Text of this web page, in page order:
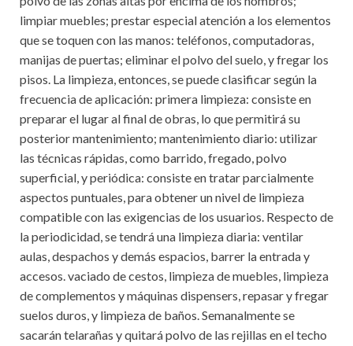
limpiar muebles; prestar especial atención a los elementos
que se toquen con las manos: teléfonos, computadoras,
manijas de puertas; eliminar el polvo del suelo, y fregar los
pisos. La limpieza, entonces, se puede clasificar según la
frecuencia de aplicación: primera limpieza: consiste en
preparar el lugar al final de obras, lo que permitirá su
posterior mantenimiento; mantenimiento diario: utilizar
las técnicas rápidas, como barrido, fregado, polvo
superficial, y periódica: consiste en tratar parcialmente
aspectos puntuales, para obtener un nivel de limpieza
compatible con las exigencias de los usuarios. Respecto de
la periodicidad, se tendrá una limpieza diaria: ventilar
aulas, despachos y demás espacios, barrer la entrada y
accesos. vaciado de cestos, limpieza de muebles, limpieza
de complementos y máquinas dispensers, repasar y fregar
suelos duros, y limpieza de baños. Semanalmente se
sacarán telarañas y quitará polvo de las rejillas en el techo